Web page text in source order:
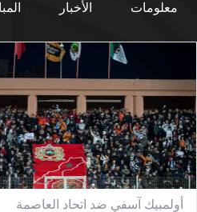
معلومات الأخبار
أولمبيك آسفي ضد اتحاد العاصمة